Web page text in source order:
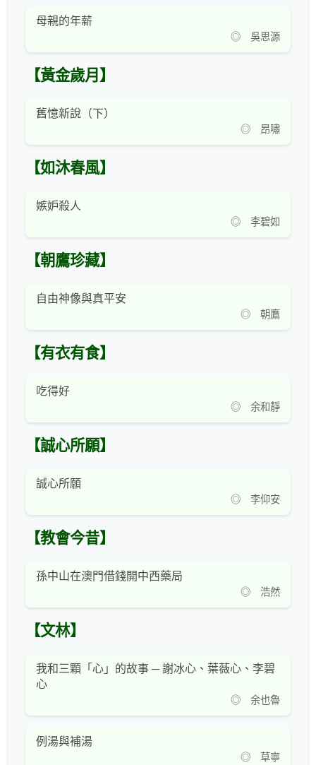
母親的年薪
◎ 吳思源
【黃金歲月】
舊憶新說（下）
◎ 昂嘯
【如沐春風】
嫉妒殺人
◎ 李碧如
【朝鷹珍藏】
自由神像與真平安
◎ 朝鷹
【有衣有食】
吃得好
◎ 余和靜
【誠心所願】
誠心所願
◎ 李仰安
【教會今昔】
孫中山在澳門借錢開中西藥局
◎ 浩然
【文林】
我和三顆「心」的故事 ─ 謝冰心、葉薇心、李碧
心
◎ 余也魯
例湯與補湯
◎ 草寧